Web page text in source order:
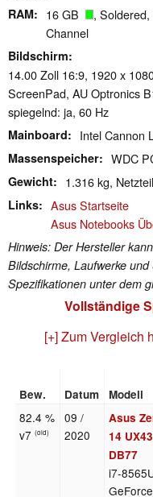
RAM 16 GB
,
Channel
Bildschirm
14.00 Zoll 16:9, 1920 x
ScreenPad, AU Optronics
spiegelnd: ja, 60 Hz
Mainboard Intel Cannon
Massenspeicher WDC
Gewicht 1.316 kg,
Links
Asus Startseite
Asus Notebooks
Hinweis: Der Hersteller
Bildschirme, Laufwerke
Spezifikationen unter dem
Vollständige
[+] Zum Vergleich
Bew. Datum Modell
82.4 %
v7(old)
09 /
2020
Asus
14
DB77
i7-